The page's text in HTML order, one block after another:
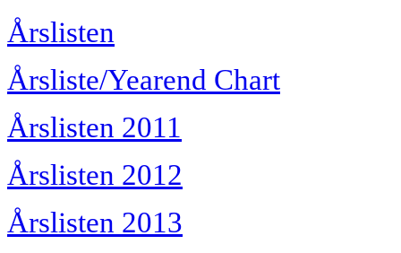
Årslisten
Årsliste/Yearend Chart
Årslisten 2011
Årslisten 2012
Årslisten 2013